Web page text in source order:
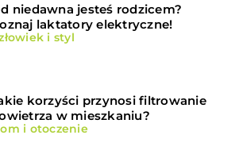
niedawna jesteś rodzicem?
laktatory elektryczne!
i styl
korzyści przynosi filtrowanie
w mieszkaniu?
i otoczenie